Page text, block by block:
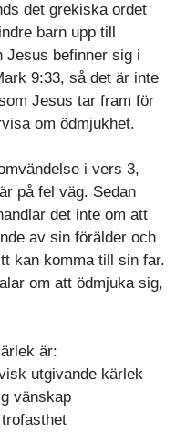
det grekiska ordet
barn upp till
Jesus befinner sig i
9:33, så det är inte
Jesus tar fram för
om ödmjukhet.
i vers 3,
på fel väg. Sedan
det inte om att
av sin förälder och
kan komma till sin far.
om att ödmjuka sig,
är:
utgivande kärlek
vänskap